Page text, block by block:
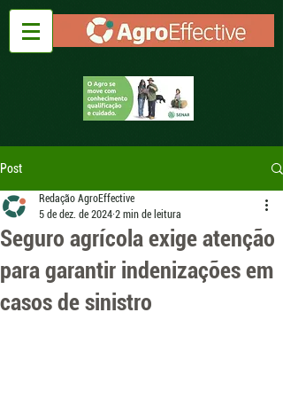
Post
Seguro agrícola exige atenção
para garantir indenizações em
casos de sinistro
Redação AgroEffective
5 de dez. de 2024 2 min de leitura